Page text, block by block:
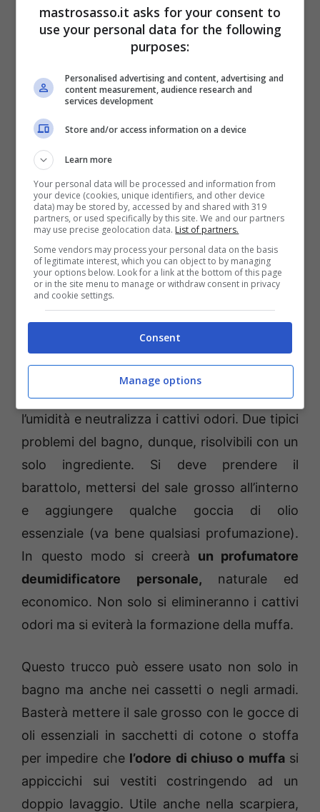
contengono sostanze potenzialmente
dannose. Il vero trucco è un altro e
unbarattolo di vetro, del sale grosso e un
Come avere un bagno sempre profumato come in hotel
(Mastrosasso.it)
Il sale grosso ha un enorme potere. Assorbe
l’umidità e neutralizza i cattivi odori. Due tipici
problemi del bagno, dunque, risolvibili con un
solo ingrediente. Si deve prendere il
barattolo, mettersi del sale grosso all’interno
e aggiungere qualche goccia di olio
essenziale (va bene qualsiasi profumazione).
In questo modo si creerà un profumatore
deumidificatore personale, naturale ed
economico. Non solo si elimineranno i cattivi
odori ma si eviterà la formazione della muffa.
Questo trucco può essere usato non solo in
bagno ma anche nei cassetti o negli armadi.
Basterà mettere il sale grosso con le gocce di
oli essenziali in sacchetti di cotone o stoffa
per impedire che l’odore di chiuso o muffasi
appiccichi sui vestiti costringendo ad un
doppio lavaggio. Utile anche nella scarpiera,
mastrosasso.it asks for your consent to
use your personal data for the following
purposes:
Personalised advertising and content, advertising and
content measurement, audience research and
services development
Store and/or access information on a device
Learn more
Your personal data will be processed and information from
your device (cookies, unique identifiers, and other device
data) may be stored by, accessed by and shared with 319
partners, or used specifically by this site. We and our partners
may use precise geolocation data. List of partners.
Some vendors may process your personal data on the basis
of legitimate interest, which you can object to by managing
your options below. Look for a link at the bottom of this page
or in the site menu to manage or withdraw consent in privacy
and cookie settings.
Consent
Manage options